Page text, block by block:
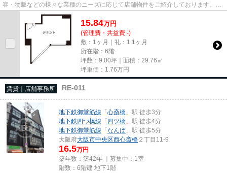
容・物販などの様々な業種のニーズに応じて店舗物件をご紹介しております。
尚、弊社ではおとり広告は一切...
15.84万円
(管理費・共益費 -)
敷：1ヶ月｜礼：1.1ヶ月
所在階：6階
坪数：9.00坪｜面積：29.76㎡
坪単価： 1.76万円
賃貸｜店舗事務所 RE-011
地下鉄御堂筋線 「心斎橋 」駅 徒歩3分
地下鉄四つ橋線 「四ツ橋 」駅 徒歩4分
地下鉄御堂筋線 「なんば 」駅 徒歩5分
大阪府大阪市中央区西心斎橋 ２丁目11-9
16.5万円
築年数：築42年 ｜募集中： 1室
階数：6階建 地下1階